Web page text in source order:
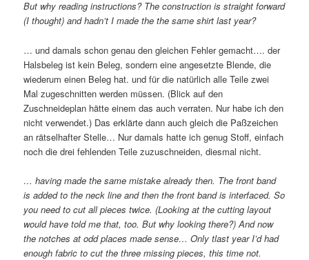
But why reading instructions? The construction is straight forward
(I thought) and hadn’t I made the the same shirt last year?
… und damals schon genau den gleichen Fehler gemacht…. der
Halsbeleg ist kein Beleg, sondern eine angesetzte Blende, die
wiederum einen Beleg hat. und für die natürlich alle Teile zwei
Mal zugeschnitten werden müssen. (Blick auf den
Zuschneideplan hätte einem das auch verraten. Nur habe ich den
nicht verwendet.) Das erklärte dann auch gleich die Paßzeichen
an rätselhafter Stelle… Nur damals hatte ich genug Stoff, einfach
noch die drei fehlenden Teile zuzuschneiden, diesmal nicht.
… having made the same mistake already then. The front band
is added to the neck line and then the front band is interfaced. So
you need to cut all pieces twice. (Looking at the cutting layout
would have told me that, too. But why looking there?) And now
the notches at odd places made sense… Only tlast year I’d had
enough fabric to cut the three missing pieces, this time not.